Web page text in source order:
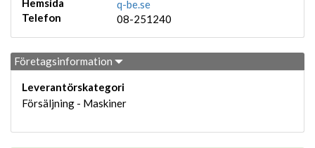
Hemsida
q-be.se
Telefon
08-251240
Företagsinformation
Leverantörskategori
Försäljning - Maskiner